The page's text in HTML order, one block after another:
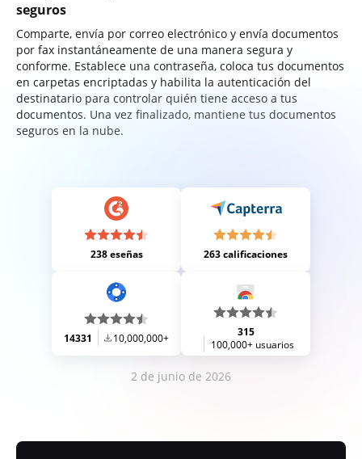
seguros
Comparte, envía por correo electrónico y envía documentos
por fax instantáneamente de una manera segura y
conforme. Establece una contraseña, coloca tus documentos
en carpetas encriptadas y habilita la autenticación del
destinatario para controlar quién tiene acceso a tus
documentos. Una vez finalizado, mantiene tus documentos
seguros en la nube.
238 eseñas 263 calificaciones
14331 10,000,000+
315
100,000+ usuarios
2 de junio de 2026